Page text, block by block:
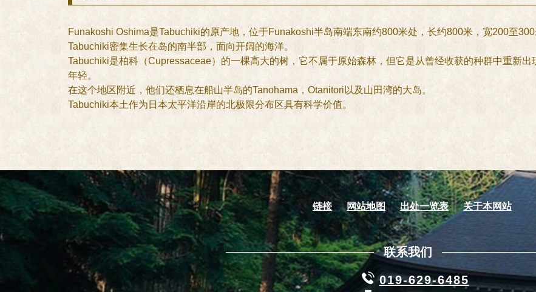
Funakoshi Oshima是Tabuchiki的原产地，位于Funakoshi半岛南端东南约800米处，长约800米，宽200至300
Tabuchiki密集生长在岛的南半部，面向开阔的海洋。
Tabuchiki是柏科（Cupressaceae）的一棵高大的树，它不属于原始森林，但它是从曾经收获的种群中重新
年轻。
在这个地区附近，他们还栖息在船山半岛的Tanohama，Otanitori以及山田湾的大岛。
Tabuchiki本土作为日本太平洋沿岸的北极限分布区具有科学价值。
链接 网站地图 出处一览表 关于本网站
联系我们
019-629-6485